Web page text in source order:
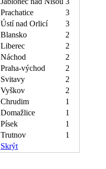
Prachatice
3
Ústí nad Orlicí
3
Blansko
2
Liberec
2
Náchod
2
Praha-východ
2
Svitavy
2
Vyškov
2
Chrudim
1
Domažlice
1
Písek
1
Trutnov
1
Skrýt